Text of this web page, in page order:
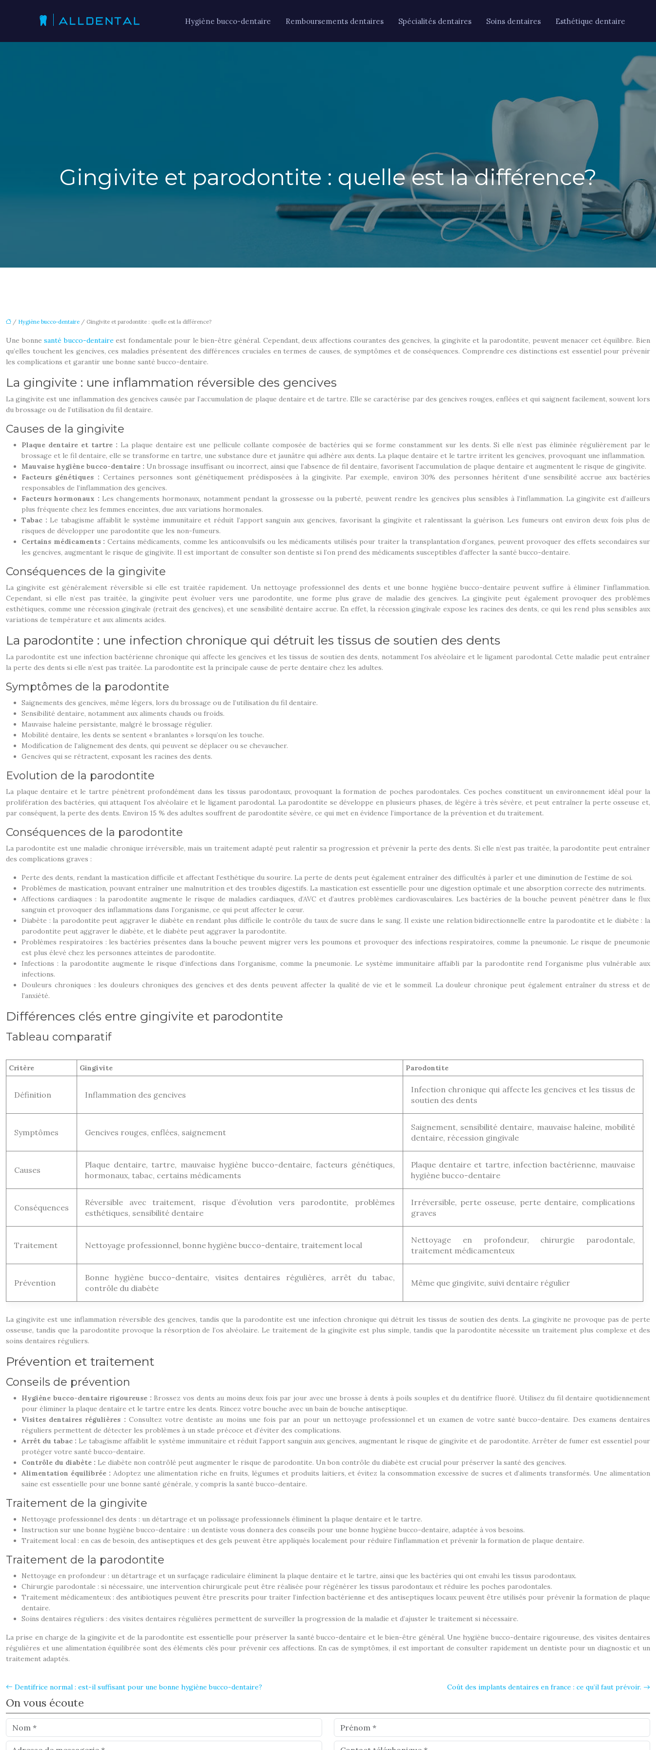
Hygiène bucco-dentaire Remboursements dentaires Spécialités dentaires Soins dentaires Esthétique dentaire
Gingivite et parodontite : quelle est la différence?
/ Hygiène bucco-dentaire / Gingivite et parodontite : quelle est la différence?
Une bonnesanté bucco-dentaireest fondamentale pour le bien-être général. Cependant, deux affections courantes des gencives, la gingivite et la parodontite, peuvent menacer cet équilibre. Bien
qu’elles touchent les gencives, ces maladies présentent des différences cruciales en termes de causes, de symptômes et de conséquences. Comprendre ces distinctions est essentiel pour prévenir
les complications et garantir une bonne santé bucco-dentaire.
La gingivite : une inflammation réversible des gencives
La gingivite est une inflammation des gencives causée par l’accumulation de plaque dentaire et de tartre. Elle se caractérise par des gencives rouges, enflées et qui saignent facilement, souvent lors
du brossage ou de l’utilisation du fil dentaire.
Causes de la gingivite
Plaque dentaire et tartre : La plaque dentaire est une pellicule collante composée de bactéries qui se forme constamment sur les dents. Si elle n’est pas éliminée régulièrement par le
brossage et le fil dentaire, elle se transforme en tartre, une substance dure et jaunâtre qui adhère aux dents. La plaque dentaire et le tartre irritent les gencives, provoquant une inflammation.
Mauvaise hygiène bucco-dentaire : Un brossage insuffisant ou incorrect, ainsi que l’absence de fil dentaire, favorisent l’accumulation de plaque dentaire et augmentent le risque de gingivite.
Facteurs génétiques :Certaines personnes sont génétiquement prédisposées à la gingivite. Par exemple, environ 30% des personnes héritent d’une sensibilité accrue aux bactéries
responsables de l’inflammation des gencives.
Facteurs hormonaux : Les changements hormonaux, notamment pendant la grossesse ou la puberté, peuvent rendre les gencives plus sensibles à l’inflammation. La gingivite est d’ailleurs
plus fréquente chez les femmes enceintes, due aux variations hormonales.
Tabac : Le tabagisme affaiblit le système immunitaire et réduit l’apport sanguin aux gencives, favorisant la gingivite et ralentissant la guérison. Les fumeurs ont environ deux fois plus de
risques de développer une parodontite que les non-fumeurs.
Certains médicaments : Certains médicaments, comme les anticonvulsifs ou les médicaments utilisés pour traiter la transplantation d’organes, peuvent provoquer des effets secondaires sur
les gencives, augmentant le risque de gingivite. Il est important de consulter son dentiste si l’on prend des médicaments susceptibles d’affecter la santé bucco-dentaire.
Conséquences de la gingivite
La gingivite est généralement réversible si elle est traitée rapidement. Un nettoyage professionnel des dents et une bonne hygiène bucco-dentaire peuvent suffire à éliminer l’inflammation.
Cependant, si elle n’est pas traitée, la gingivite peut évoluer vers une parodontite, une forme plus grave de maladie des gencives. La gingivite peut également provoquer des problèmes
esthétiques, comme une récession gingivale (retrait des gencives), et une sensibilité dentaire accrue. En effet, la récession gingivale expose les racines des dents, ce qui les rend plus sensibles aux
variations de température et aux aliments acides.
La parodontite : une infection chronique qui détruit les tissus de soutien des dents
La parodontite est une infection bactérienne chronique qui affecte les gencives et les tissus de soutien des dents, notamment l’os alvéolaire et le ligament parodontal. Cette maladie peut entraîner
la perte des dents si elle n’est pas traitée. La parodontite est la principale cause de perte dentaire chez les adultes.
Symptômes de la parodontite
Saignements des gencives, même légers, lors du brossage ou de l’utilisation du fil dentaire.
Sensibilité dentaire, notamment aux aliments chauds ou froids.
Mauvaise haleine persistante, malgré le brossage régulier.
Mobilité dentaire, les dents se sentent « branlantes » lorsqu’on les touche.
Modification de l’alignement des dents, qui peuvent se déplacer ou se chevaucher.
Gencives qui se rétractent, exposant les racines des dents.
Evolution de la parodontite
La plaque dentaire et le tartre pénètrent profondément dans les tissus parodontaux, provoquant la formation de poches parodontales. Ces poches constituent un environnement idéal pour la
prolifération des bactéries, qui attaquent l’os alvéolaire et le ligament parodontal. La parodontite se développe en plusieurs phases, de légère à très sévère, et peut entraîner la perte osseuse et,
par conséquent, la perte des dents. Environ 15 % des adultes souffrent de parodontite sévère, ce qui met en évidence l’importance de la prévention et du traitement.
Conséquences de la parodontite
La parodontite est une maladie chronique irréversible, mais un traitement adapté peut ralentir sa progression et prévenir la perte des dents. Si elle n’est pas traitée, la parodontite peut entraîner
des complications graves :
Perte des dents, rendant la mastication difficile et affectant l’esthétique du sourire. La perte de dents peut également entraîner des difficultés à parler et une diminution de l’estime de soi.
Problèmes de mastication, pouvant entraîner une malnutrition et des troubles digestifs. La mastication est essentielle pour une digestion optimale et une absorption correcte des nutriments.
Affections cardiaques : la parodontite augmente le risque de maladies cardiaques, d’AVC et d’autres problèmes cardiovasculaires. Les bactéries de la bouche peuvent pénétrer dans le flux
sanguin et provoquer des inflammations dans l’organisme, ce qui peut affecter le cœur.
Diabète : la parodontite peut aggraver le diabète en rendant plus difficile le contrôle du taux de sucre dans le sang. Il existe une relation bidirectionnelle entre la parodontite et le diabète : la
parodontite peut aggraver le diabète, et le diabète peut aggraver la parodontite.
Problèmes respiratoires : les bactéries présentes dans la bouche peuvent migrer vers les poumons et provoquer des infections respiratoires, comme la pneumonie. Le risque de pneumonie
est plus élevé chez les personnes atteintes de parodontite.
Infections : la parodontite augmente le risque d’infections dans l’organisme, comme la pneumonie. Le système immunitaire affaibli par la parodontite rend l’organisme plus vulnérable aux
infections.
Douleurs chroniques : les douleurs chroniques des gencives et des dents peuvent affecter la qualité de vie et le sommeil. La douleur chronique peut également entraîner du stress et de
l’anxiété.
Différences clés entre gingivite et parodontite
Tableau comparatif
Critère Gingivite Parodontite
Définition Inflammation des gencives
Infection chronique qui affecte les gencives et les tissus de
soutien des dents
Symptômes Gencives rouges, enflées, saignement
Saignement, sensibilité dentaire, mauvaise haleine, mobilité
dentaire, récession gingivale
Causes
Plaque dentaire, tartre, mauvaise hygiène bucco-dentaire, facteurs génétiques,
hormonaux, tabac, certains médicaments
Plaque dentaire et tartre, infection bactérienne, mauvaise
hygiène bucco-dentaire
Conséquences
Réversible avec traitement, risque d’évolution vers parodontite, problèmes
esthétiques, sensibilité dentaire
Irréversible, perte osseuse, perte dentaire, complications
graves
Traitement Nettoyage professionnel, bonne hygiène bucco-dentaire, traitement local
Nettoyage en profondeur, chirurgie parodontale,
traitement médicamenteux
Prévention
Bonne hygiène bucco-dentaire, visites dentaires régulières, arrêt du tabac,
contrôle du diabète
Même que gingivite, suivi dentaire régulier
La gingivite est une inflammation réversible des gencives, tandis que la parodontite est une infection chronique qui détruit les tissus de soutien des dents. La gingivite ne provoque pas de perte
osseuse, tandis que la parodontite provoque la résorption de l’os alvéolaire. Le traitement de la gingivite est plus simple, tandis que la parodontite nécessite un traitement plus complexe et des
soins dentaires réguliers.
Prévention et traitement
Conseils de prévention
Hygiène bucco-dentaire rigoureuse : Brossez vos dents au moins deux fois par jour avec une brosse à dents à poils souples et du dentifrice fluoré. Utilisez du fil dentaire quotidiennement
pour éliminer la plaque dentaire et le tartre entre les dents. Rincez votre bouche avec un bain de bouche antiseptique.
Visites dentaires régulières : Consultez votre dentiste au moins une fois par an pour un nettoyage professionnel et un examen de votre santé bucco-dentaire. Des examens dentaires
réguliers permettent de détecter les problèmes à un stade précoce et d’éviter des complications.
Arrêt du tabac : Le tabagisme affaiblit le système immunitaire et réduit l’apport sanguin aux gencives, augmentant le risque de gingivite et de parodontite. Arrêter de fumer est essentiel pour
protéger votre santé bucco-dentaire.
Contrôle du diabète : Le diabète non contrôlé peut augmenter le risque de parodontite. Un bon contrôle du diabète est crucial pour préserver la santé des gencives.
Alimentation équilibrée : Adoptez une alimentation riche en fruits, légumes et produits laitiers, et évitez la consommation excessive de sucres et d’aliments transformés. Une alimentation
saine est essentielle pour une bonne santé générale, y compris la santé bucco-dentaire.
Traitement de la gingivite
Nettoyage professionnel des dents : un détartrage et un polissage professionnels éliminent la plaque dentaire et le tartre.
Instruction sur une bonne hygiène bucco-dentaire : un dentiste vous donnera des conseils pour une bonne hygiène bucco-dentaire, adaptée à vos besoins.
Traitement local : en cas de besoin, des antiseptiques et des gels peuvent être appliqués localement pour réduire l’inflammation et prévenir la formation de plaque dentaire.
Traitement de la parodontite
Nettoyage en profondeur : un détartrage et un surfaçage radiculaire éliminent la plaque dentaire et le tartre, ainsi que les bactéries qui ont envahi les tissus parodontaux.
Chirurgie parodontale : si nécessaire, une intervention chirurgicale peut être réalisée pour régénérer les tissus parodontaux et réduire les poches parodontales.
Traitement médicamenteux : des antibiotiques peuvent être prescrits pour traiter l’infection bactérienne et des antiseptiques locaux peuvent être utilisés pour prévenir la formation de plaque
dentaire.
Soins dentaires réguliers : des visites dentaires régulières permettent de surveiller la progression de la maladie et d’ajuster le traitement si nécessaire.
La prise en charge de la gingivite et de la parodontite est essentielle pour préserver la santé bucco-dentaire et le bien-être général. Une hygiène bucco-dentaire rigoureuse, des visites dentaires
régulières et une alimentation équilibrée sont des éléments clés pour prévenir ces affections. En cas de symptômes, il est important de consulter rapidement un dentiste pour un diagnostic et un
traitement adaptés.
Dentifrice normal : est-il suffisant pour une bonne hygiène bucco-dentaire? Coût des implants dentaires en france : ce qu’il faut prévoir.
On vous écoute